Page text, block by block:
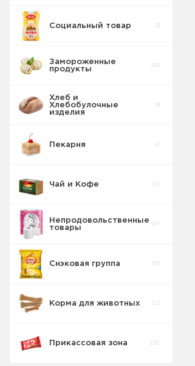
Социальный товар 61
Замороженные
продукты
269
Хлеб и
Хлебобулочные
изделия
81
Пекарня 57
Чай и Кофе 315
Непродовольственные
товары
907
Снэковая группа 190
Корма для животных 123
Прикассовая зона 230